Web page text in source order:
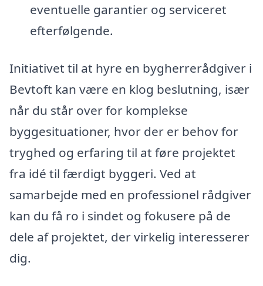
eventuelle garantier og serviceret
efterfølgende.
Initiativet til at hyre en bygherrerådgiver i
Bevtoft kan være en klog beslutning, især
når du står over for komplekse
byggesituationer, hvor der er behov for
tryghed og erfaring til at føre projektet
fra idé til færdigt byggeri. Ved at
samarbejde med en professionel rådgiver
kan du få ro i sindet og fokusere på de
dele af projektet, der virkelig interesserer
dig.